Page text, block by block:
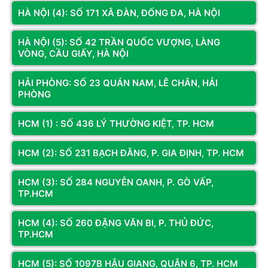
chọn bắt buộc. Cấu hình này cần trang bị sức mạnh tính toán
quái vật của CPU Intel Core i7 hoặc Core i9 tối tân, đi kèm bộ
nhớ RAM từ 32GB trở lên để giải phóng toàn bộ tiềm năng đồ
họa mà trò chơi mang lại.
Sở Hữu Dàn PC Chiến Game Hoàn Hảo Tại Hoàng Long
Computer
HÀ NỘI (4): SỐ 171 XÃ ĐÀN, ĐỐNG ĐA, HÀ NỘI
HÀ NỘI (5): SỐ 42 TRẦN QUỐC VƯỢNG, LÀNG
VÒNG, CẦU GIẤY, HÀ NỘI
HẢI PHÒNG: SỐ 23 QUÁN NAM, LÊ CHÂN, HẢI
PHÒNG
HCM (1) : SỐ 436 LÝ THƯỜNG KIỆT, TP. HCM
HCM (2): SỐ 231 BẠCH ĐẰNG, P. GIA ĐỊNH, TP. HCM
HCM (3): SỐ 284 NGUYỄN OANH, P. GÒ VẤP,
TP.HCM
HCM (4): SỐ 260 ĐẶNG VĂN BI, P. THỦ ĐỨC,
TP.HCM
HCM (5): SỐ 1097B HẬU GIANG, QUẬN 6, TP. HCM